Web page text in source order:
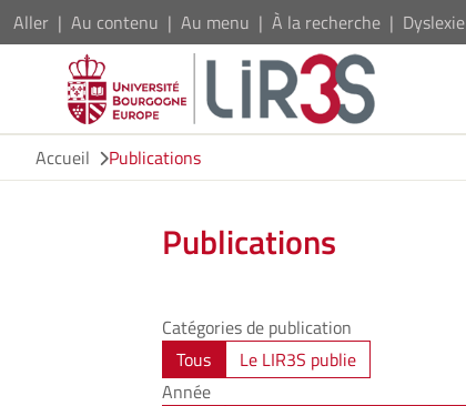
Aller Au contenu Au menu À la recherche Dyslexie
Accueil
Publications
Publications
Catégories de publication
Tous
Le LIR3S publie
Année